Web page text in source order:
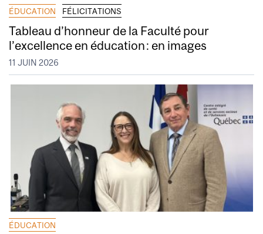
ÉDUCATION FÉLICITATIONS
Tableau d’honneur de la Faculté pour
l’excellence en éducation : en images
11 JUIN 2026
ÉDUCATION